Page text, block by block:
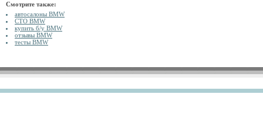
Смотрите также:
автосалоны BMW
СТО BMW
купить б/у BMW
отзывы BMW
тесты BMW